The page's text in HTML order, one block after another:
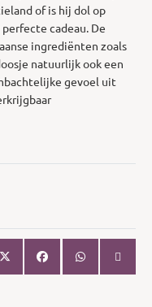
of is hij dol op
cadeau. De
ingrediënten zoals
natuurlijk ook een
gevoel uit